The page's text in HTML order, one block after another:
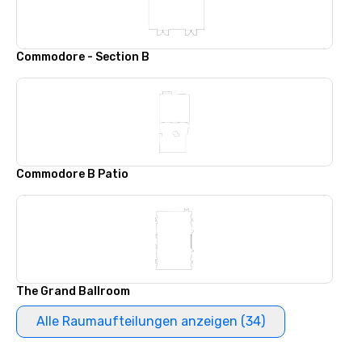
Commodore - Section B
Commodore B Patio
The Grand Ballroom
Alle Raumaufteilungen anzeigen (34)